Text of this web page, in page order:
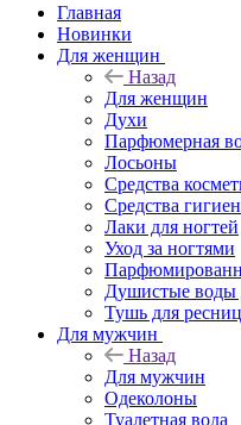
Главная
Новинки
Для женщин
Назад
Для женщин
Духи
Парфюмерная
Лосьоны
Средства
Средства
Лаки для ногтей
Уход за ногтями
Душистые воды
Тушь для ресниц
Для мужчин
Назад
Для мужчин
Одеколоны
Туалетная вода